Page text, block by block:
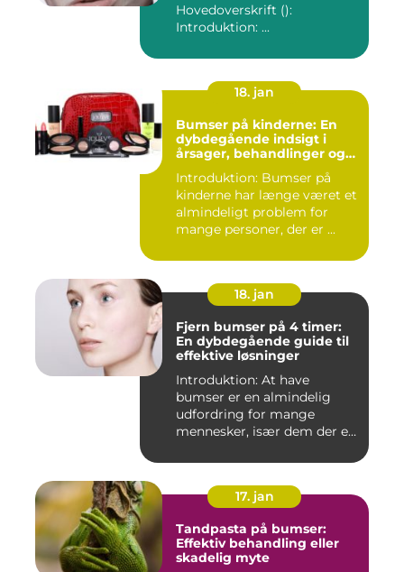
Hovedoverskrift ():
Introduktion: ...
18. jan
Bumser på kinderne: En
dybdegående indsigt i
årsager, behandlinger og
Introduktion: Bumser på
kinderne har længe været et
almindeligt problem for
mange personer, der er ...
18. jan
Fjern bumser på 4 timer:
En dybdegående guide til
effektive løsninger
Introduktion: At have
bumser er en almindelig
udfordring for mange
mennesker, især dem der er
17. jan
Tandpasta på bumser:
Effektiv behandling eller
skadelig myte